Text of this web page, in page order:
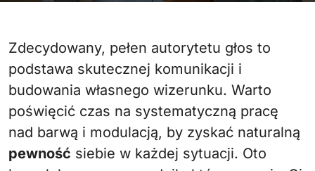
Zdecydowany, pełen autorytetu głos to
podstawa skutecznej komunikacji i
budowania własnego wizerunku. Warto
poświęcić czas na systematyczną pracę
nad barwą i modulacją, by zyskać naturalną
pewność siebie w każdej sytuacji. Oto